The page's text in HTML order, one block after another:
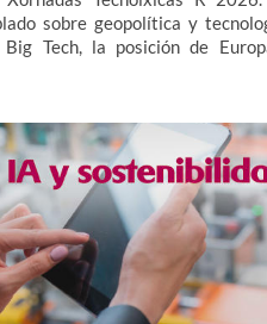
sobre geopolítica y
Big Tech, la posición de